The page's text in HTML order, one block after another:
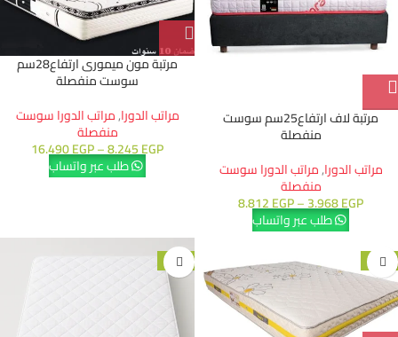
مرتبة لاف ارتفاع25سم سوست
منفصلة
مراتب الدورا,مراتب الدورا سوست
منفصلة
3.968EGP
–
8.812EGP
طلب عبر واتساب
مرتبة مون ميمورى ارتفاع28سم
سوست منفصلة
مراتب الدورا,مراتب الدورا سوست
منفصلة
8.245EGP
–
16.490EGP
طلب عبر واتساب
-15%
-10%